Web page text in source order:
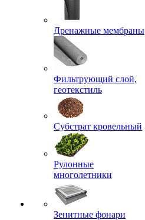
Дренажные мембраны
Фильтрующий слой,
геотекстиль
Субстрат кровельный
Рулонные
многолетники
Зенитные фонари